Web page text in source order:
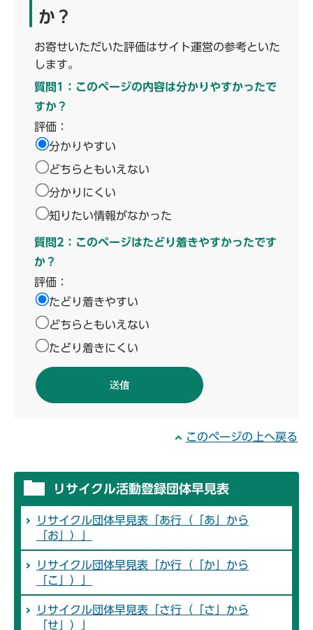
か？
お寄せいただいた評価はサイト運営の参考といた
します。
質問1：このページの内容は分かりやすかったで
すか？
評価：
分かりやすい
どちらともいえない
分かりにくい
知りたい情報がなかった
質問2：このページはたどり着きやすかったです
か？
評価：
たどり着きやすい
どちらともいえない
たどり着きにくい
このページの上へ戻る
リサイクル活動登録団体早見表
リサイクル団体早見表「あ行（「あ」から
「お」）」
リサイクル団体早見表「か行（「か」から
「こ」）」
リサイクル団体早見表「さ行（「さ」から
「せ」）」